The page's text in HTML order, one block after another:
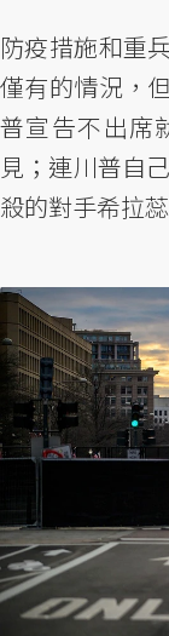
防疫措施和重
僅有的情況，
普宣告不出席
見；連川普自
殺的對手希拉